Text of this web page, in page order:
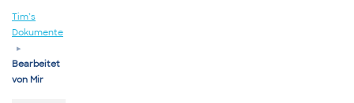
Tim’s
Dokumente
▸
Bearbeitet
von Mir